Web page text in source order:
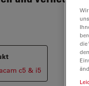
c5 & i5
die